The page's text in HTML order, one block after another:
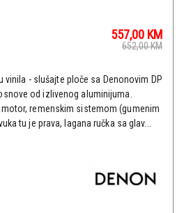
557,00 KM
652,00KM
vinila - slušajte ploče sa Denonovim DP
od izlivenog aluminijuma.
remenskim sistemom (gumenim
tu je prava, lagana ručka sa glav...